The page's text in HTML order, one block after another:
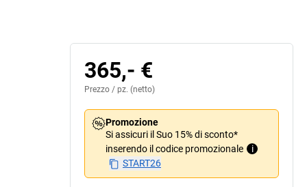
365,- €
Prezzo / pz. (netto)
Promozione
Si assicuri il Suo 15% di sconto*
inserendo il codice promozionale
i
START26